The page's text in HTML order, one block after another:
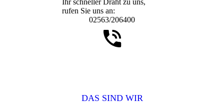
Ihr schneller Draht zu uns,
rufen Sie uns an:
02563/206400
DAS SIND WIR